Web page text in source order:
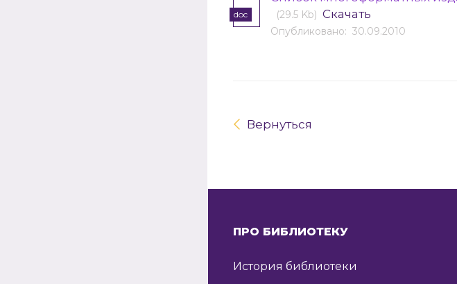
doc (29.5 Kb) Скачать
Опубликовано: 30.09.2010
Вернуться
ПРО БИБЛИОТЕКУ
История библиотеки